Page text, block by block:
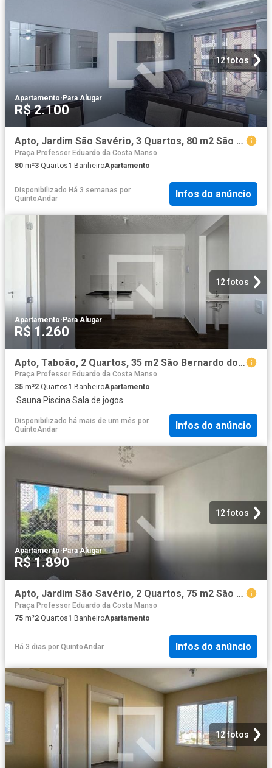
12 fotos
Apartamento· Para Alugar
R$ 2.100
Apto, Jardim São Savério, 3 Quartos, 80 m2 São Paulo
Praça Professor Eduardo da Costa Manso
80 m²3 Quartos1 BanheiroApartamento
Disponibilizado Há 3 semanas por
QuintoAndar
Infos do anúncio
12 fotos
Apartamento·Para Alugar
R$ 1.260
Apto, Taboão, 2 Quartos, 35 m2 São Bernardo do Campo
Praça Professor Eduardo da Costa Manso
35 m²2 Quartos1 BanheiroApartamento
·Sauna·Piscina·Sala de jogos
Disponibilizado há mais de um mês por
QuintoAndar
Infos do anúncio
12 fotos
Apartamento· Para Alugar
R$ 1.890
Apto, Jardim São Savério, 2 Quartos, 75 m2 São Paulo
Praça Professor Eduardo da Costa Manso
75 m²2 Quartos1 BanheiroApartamento
Há 3 dias por QuintoAndar Infos do anúncio
12 fotos